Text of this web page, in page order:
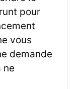
pour
vous
demande
ne